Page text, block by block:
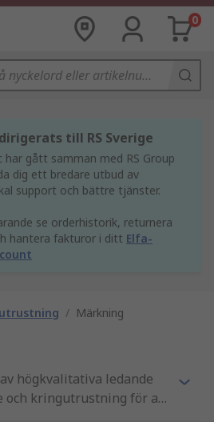
0
till RS Sverige
har gått samman med RS Group
dig ett bredare utbud av
support och bättre tjänster.
se orderhistorik, returnera
hantera fakturor i ditt Elfa-
/ Märkning
högkvalitativa ledande
och kringutrustning för att